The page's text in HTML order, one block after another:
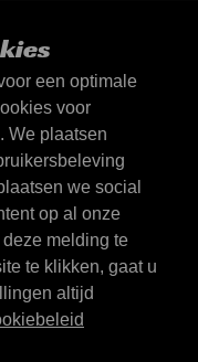
een optimale
voor
We plaatsen
we social
op al onze
melding te
te klikken, gaat u
altijd